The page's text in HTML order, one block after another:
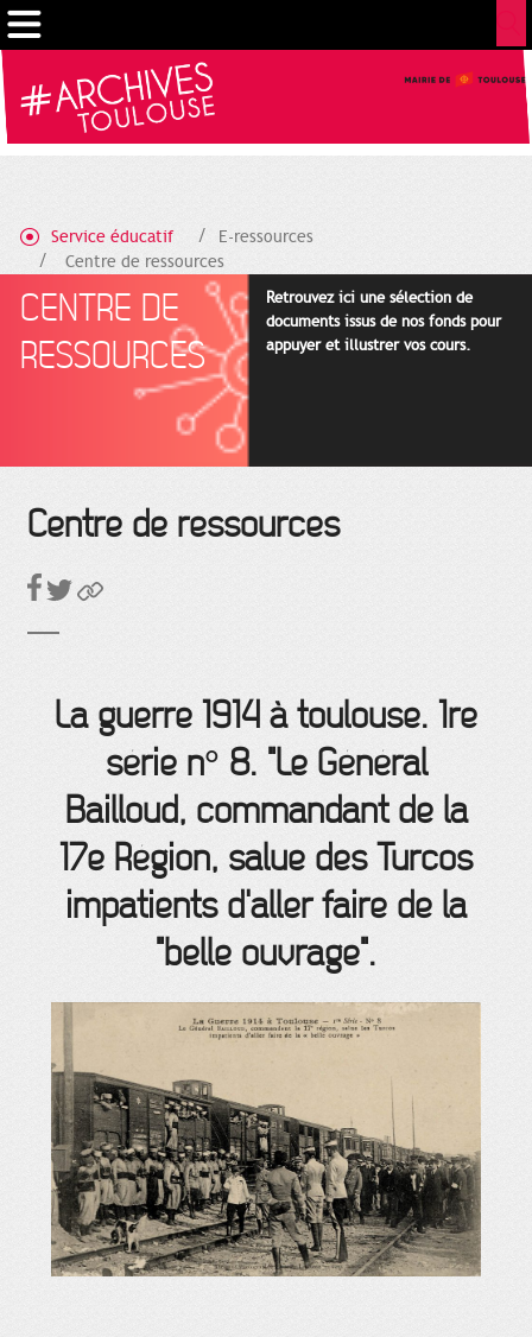
Service éducatif
E-ressources
Centre de ressources
CENTRE DE
RESSOURCES
Retrouvez ici une sélection de
documents issus de nos fonds pour
appuyer et illustrer vos cours.
Centre de ressources
La guerre 1914 à toulouse. 1re
série n° 8. "Le Général
Bailloud, commandant de la
17e Région, salue des Turcos
impatients d'aller faire de la
"belle ouvrage".
Gestion de vos préférences sur les cookies